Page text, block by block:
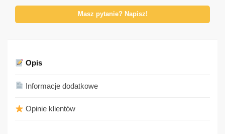
Masz pytanie? Napisz!
Opis
Informacje dodatkowe
Opinie klientów